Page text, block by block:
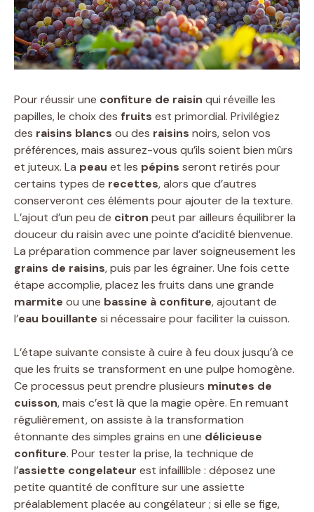
Pour réussir une confiture de raisin qui réveille les
papilles, le choix des fruits est primordial. Privilégiez
des raisins blancs ou des raisins noirs, selon vos
préférences, mais assurez-vous qu’ils soient bien mûrs
et juteux. La peau et les pépins seront retirés pour
certains types de recettes, alors que d’autres
conserveront ces éléments pour ajouter de la texture.
L’ajout d’un peu de citron peut par ailleurs équilibrer la
douceur du raisin avec une pointe d’acidité bienvenue.
La préparation commence par laver soigneusement les
grains de raisins, puis par les égrainer. Une fois cette
étape accomplie, placez les fruits dans une grande
marmite ou une bassine à confiture, ajoutant de
l’eau bouillante si nécessaire pour faciliter la cuisson.
L’étape suivante consiste à cuire à feu doux jusqu’à ce
que les fruits se transforment en une pulpe homogène.
Ce processus peut prendre plusieurs minutes de
cuisson, mais c’est là que la magie opère. En remuant
régulièrement, on assiste à la transformation
étonnante des simples grains en une délicieuse
confiture. Pour tester la prise, la technique de
l’assiette congelateur est infaillible : déposez une
petite quantité de confiture sur une assiette
préalablement placée au congélateur ; si elle se fige,